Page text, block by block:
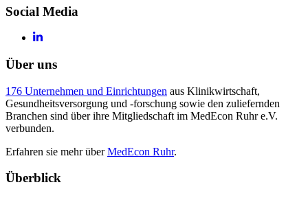
Social Media
Über uns
176 Unternehmen und Einrichtungen aus Klinikwirtschaft,
Gesundheitsversorgung und -forschung sowie den zuliefernden
Branchen sind über ihre Mitgliedschaft im MedEcon Ruhr e.V.
verbunden.
Erfahren sie mehr überMedEcon Ruhr.
Überblick